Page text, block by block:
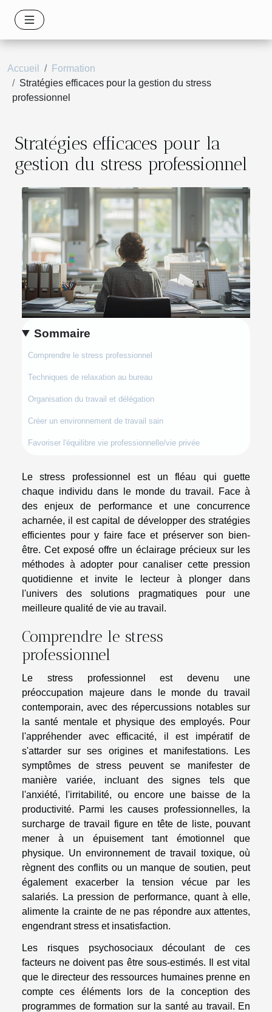
Accueil
Formation
Stratégies efficaces pour la gestion du stress
professionnel
Stratégies efficaces pour la
gestion du stress professionnel
Sommaire
Comprendre le stress professionnel
Techniques de relaxation au bureau
Organisation du travail et délégation
Créer un environnement de travail sain
Favoriser l'équilibre vie professionnelle/vie privée
Le stress professionnel est un fléau qui guette
chaque individu dans le monde du travail. Face à
des enjeux de performance et une concurrence
acharnée, il est capital de développer des stratégies
efficientes pour y faire face et préserver son bien-
être. Cet exposé offre un éclairage précieux sur les
méthodes à adopter pour canaliser cette pression
quotidienne et invite le lecteur à plonger dans
l'univers des solutions pragmatiques pour une
meilleure qualité de vie au travail.
Comprendre le stress
professionnel
Le stress professionnel est devenu une
préoccupation majeure dans le monde du travail
contemporain, avec des répercussions notables sur
la santé mentale et physique des employés. Pour
l'appréhender avec efficacité, il est impératif de
s'attarder sur ses origines et manifestations. Les
symptômes de stress peuvent se manifester de
manière variée, incluant des signes tels que
l'anxiété, l'irritabilité, ou encore une baisse de la
productivité. Parmi les causes professionnelles, la
surcharge de travail figure en tête de liste, pouvant
mener à un épuisement tant émotionnel que
physique. Un environnement de travail toxique, où
règnent des conflits ou un manque de soutien, peut
également exacerber la tension vécue par les
salariés. La pression de performance, quant à elle,
alimente la crainte de ne pas répondre aux attentes,
engendrant stress et insatisfaction.
Les risques psychosociaux découlant de ces
facteurs ne doivent pas être sous-estimés. Il est vital
que le directeur des ressources humaines prenne en
compte ces éléments lors de la conception des
programmes de formation sur la santé au travail. En